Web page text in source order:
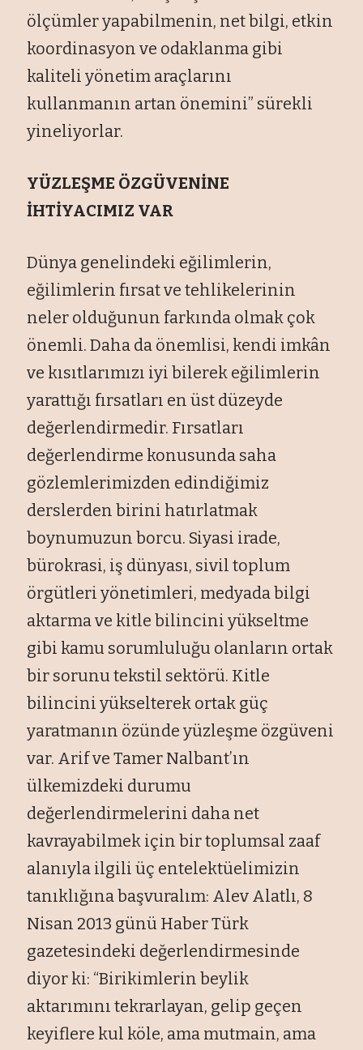
ölçümler yapabilmenin, net bilgi, etkin
koordinasyon ve odaklanma gibi
kaliteli yönetim araçlarını
kullanmanın artan önemini” sürekli
yineliyorlar.
YÜZLEŞME ÖZGÜVENİNE
İHTİYACIMIZ VAR
Dünya genelindeki eğilimlerin,
eğilimlerin fırsat ve tehlikelerinin
neler olduğunun farkında olmak çok
önemli. Daha da önemlisi, kendi imkân
ve kısıtlarımızı iyi bilerek eğilimlerin
yarattığı fırsatları en üst düzeyde
değerlendirmedir. Fırsatları
değerlendirme konusunda saha
gözlemlerimizden edindiğimiz
derslerden birini hatırlatmak
boynumuzun borcu. Siyasi irade,
bürokrasi, iş dünyası, sivil toplum
örgütleri yönetimleri, medyada bilgi
aktarma ve kitle bilincini yükseltme
gibi kamu sorumluluğu olanların ortak
bir sorunu tekstil sektörü. Kitle
bilincini yükselterek ortak güç
yaratmanın özünde yüzleşme özgüveni
var. Arif ve Tamer Nalbant’ın
ülkemizdeki durumu
değerlendirmelerini daha net
kavrayabilmek için bir toplumsal zaaf
alanıyla ilgili üç entelektüelimizin
tanıklığına başvuralım: Alev Alatlı, 8
Nisan 2013 günü Haber Türk
gazetesindeki değerlendirmesinde
diyor ki: “Birikimlerin beylik
aktarımını tekrarlayan, gelip geçen
keyiflere kul köle, ama mutmain, ama